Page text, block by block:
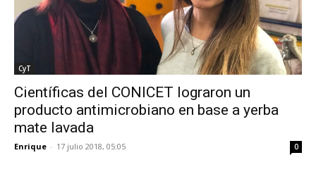
CyT
Científicas del CONICET lograron un
producto antimicrobiano en base a yerba
mate lavada
Enrique - 17 julio 2018, 05:05 0